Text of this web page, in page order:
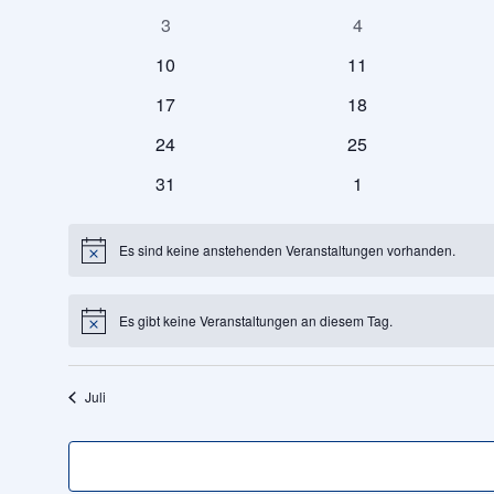
Veranstaltungen
0
3
0
4
0
10
0
11
0
17
0
18
0
24
0
25
0
31
0
1
HinweisEs sind keine anstehenden Veranstaltungen vorhanden.
HinweisEs gibt keine Veranstaltungen an diesem Tag.
Juli